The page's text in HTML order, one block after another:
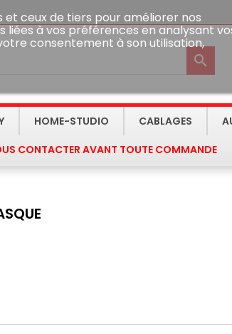

et ceux de tiers pour améliorer nos
à vos préférences en analysant
consentement à son utilisation,
HOME-STUDIO CABLAGES
CONTACTER AVANT TOUTE COMMANDE